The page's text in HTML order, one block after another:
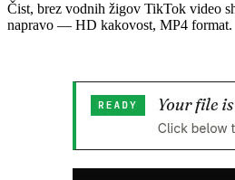
Čist, brez vodnih žigov TikTok video
napravo — HD kakovost, MP4 format.